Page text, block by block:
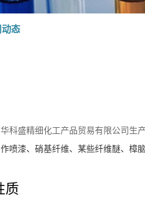
动态
科盛精细化工产品贸易有限公司生
喷漆、硝基纤维、某些纤维醚、樟
质